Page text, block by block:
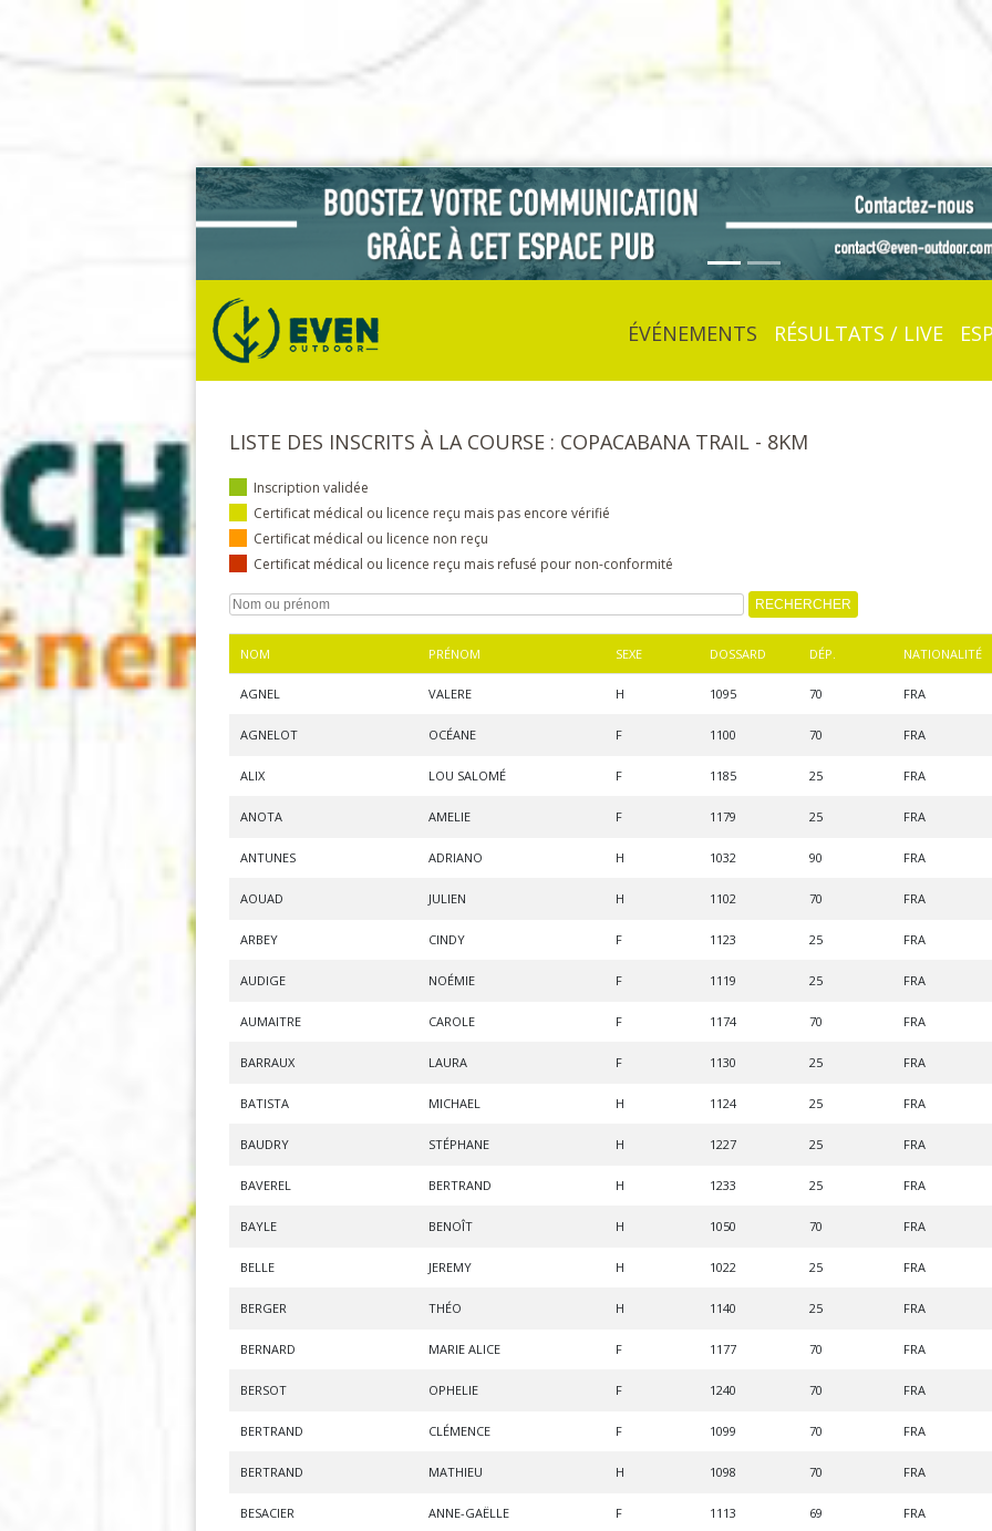
ÉVÉNEMENTS RÉSULTATS / LIVE
LISTE DES INSCRITS À LA COURSE : COPACABANA TRAIL - 8KM
Inscription validée
Certificat médical ou licence reçu mais pas encore vérifié
Certificat médical ou licence non reçu
Certificat médical ou licence reçu mais refusé pour non-conformité
NOM PRÉNOM SEXE DOSSARD DÉP. NATIONALITÉ
AGNEL VALERE H 1095 70 FRA
AGNELOT OCÉANE F 1100 70 FRA
ALIX LOU SALOMÉ F 1185 25 FRA
ANOTA AMELIE F 1179 25 FRA
ANTUNES ADRIANO H 1032 90 FRA
AOUAD JULIEN H 1102 70 FRA
ARBEY CINDY F 1123 25 FRA
AUDIGE NOÉMIE F 1119 25 FRA
AUMAITRE CAROLE F 1174 70 FRA
BARRAUX LAURA F 1130 25 FRA
BATISTA MICHAEL H 1124 25 FRA
BAUDRY STÉPHANE H 1227 25 FRA
BAVEREL BERTRAND H 1233 25 FRA
BAYLE BENOÎT H 1050 70 FRA
BELLE JEREMY H 1022 25 FRA
BERGER THÉO H 1140 25 FRA
BERNARD MARIE ALICE F 1177 70 FRA
BERSOT OPHELIE F 1240 70 FRA
BERTRAND CLÉMENCE F 1099 70 FRA
BERTRAND MATHIEU H 1098 70 FRA
BESACIER ANNE-GAËLLE F 1113 69 FRA